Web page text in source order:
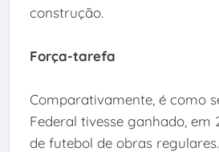
construção.
Força-tarefa
Comparativamente, é como
Federal tivesse ganhado, em
de futebol de obras